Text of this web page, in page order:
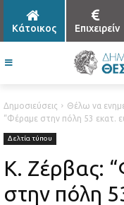
Κάτοικος Επιχειρείν
Δημοσιεύσεις Θέλω να
“Φέραμε στην πόλη 53 εκατ.
Δελτία τύπου
Κ. Ζέρβας:
στην πόλη